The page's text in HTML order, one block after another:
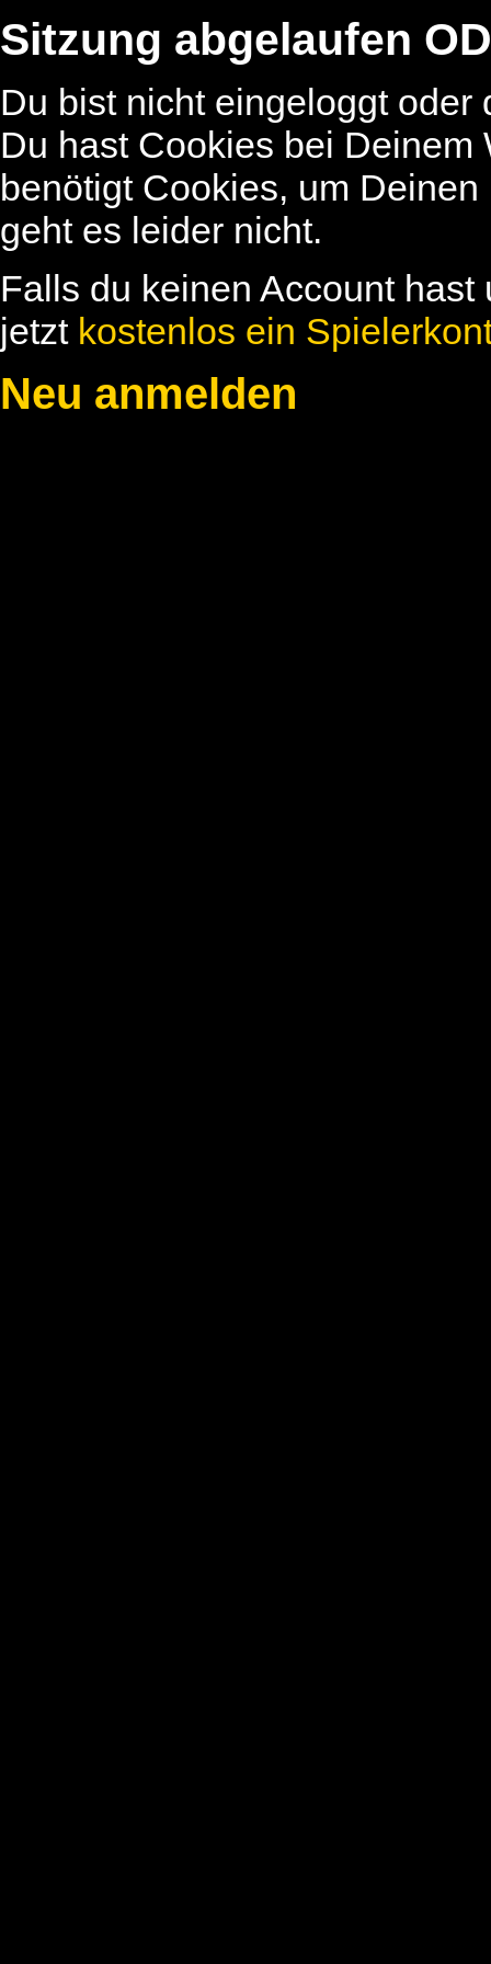
Sitzung abgelaufen
Du bist nicht eingeloggt
Du hast Cookies bei
benötigt Cookies, um
geht es leider nicht.
Falls du keinen Account
jetzt kostenlos ein
Neu anmelden